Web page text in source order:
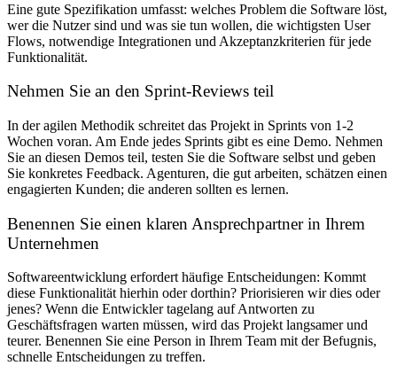
Eine gute Spezifikation umfasst: welches Problem die Software löst,
wer die Nutzer sind und was sie tun wollen, die wichtigsten User
Flows, notwendige Integrationen und Akzeptanzkriterien für jede
Funktionalität.
Nehmen Sie an den Sprint-Reviews teil
In der agilen Methodik schreitet das Projekt in Sprints von 1-2
Wochen voran. Am Ende jedes Sprints gibt es eine Demo. Nehmen
Sie an diesen Demos teil, testen Sie die Software selbst und geben
Sie konkretes Feedback. Agenturen, die gut arbeiten, schätzen einen
engagierten Kunden; die anderen sollten es lernen.
Benennen Sie einen klaren Ansprechpartner in Ihrem
Unternehmen
Softwareentwicklung erfordert häufige Entscheidungen: Kommt
diese Funktionalität hierhin oder dorthin? Priorisieren wir dies oder
jenes? Wenn die Entwickler tagelang auf Antworten zu
Geschäftsfragen warten müssen, wird das Projekt langsamer und
teurer. Benennen Sie eine Person in Ihrem Team mit der Befugnis,
schnelle Entscheidungen zu treffen.